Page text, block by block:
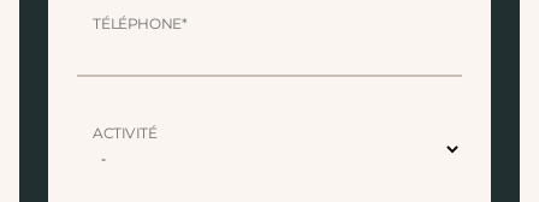
TÉLÉPHONE*
ACTIVITÉ